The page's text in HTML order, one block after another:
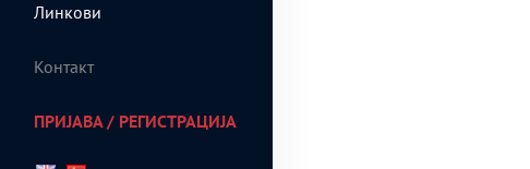
Линкови
Контакт
ПРИЈАВА / РЕГИСТРАЦИЈА